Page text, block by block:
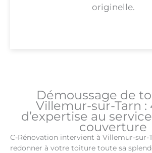
originelle.
Démoussage de
Villemur-sur-Tarn :
d’expertise au
couverture
C-Rénovation intervient à Villemur-sur-
redonner à votre toiture toute sa